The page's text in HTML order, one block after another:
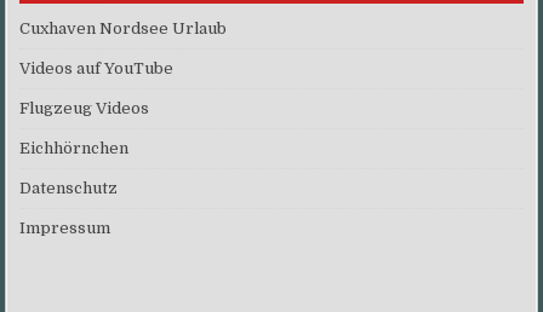
Cuxhaven Nordsee Urlaub
Videos auf YouTube
Flugzeug Videos
Eichhörnchen
Datenschutz
Impressum